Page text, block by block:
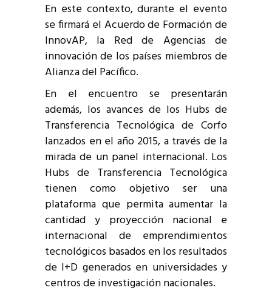
En este contexto, durante el evento
se firmará el Acuerdo de Formación de
InnovAP, la Red de Agencias de
innovación de los países miembros de
Alianza del Pacífico.
En el encuentro se presentarán
además, los avances de los Hubs de
Transferencia Tecnológica de Corfo
lanzados en el año 2015, a través de la
mirada de un panel internacional. Los
Hubs de Transferencia Tecnológica
tienen como objetivo ser una
plataforma que permita aumentar la
cantidad y proyección nacional e
internacional de emprendimientos
tecnológicos basados en los resultados
de I+D generados en universidades y
centros de investigación nacionales.